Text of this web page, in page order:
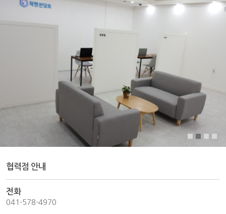
협력점 안내
전화
041-578-4970